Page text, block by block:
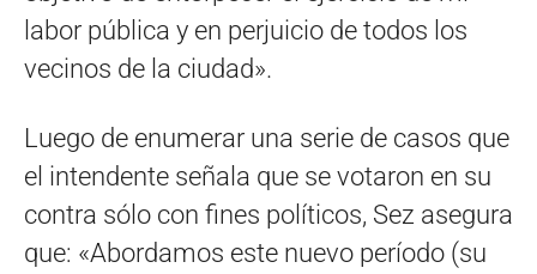
labor pública y en perjuicio de todos los
vecinos de la ciudad».
Luego de enumerar una serie de casos que
el intendente señala que se votaron en su
contra sólo con fines políticos, Sez asegura
que: «Abordamos este nuevo período (su